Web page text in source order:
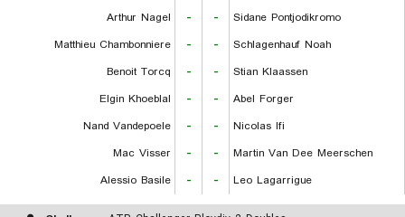
Arthur Nagel
- -
Sidane Pontjodikromo
Matthieu Chambonniere
- -
Schlagenhauf Noah
Benoit Torcq
- -
Stian Klaassen
Elgin Khoeblal
- -
Abel Forger
Nand Vandepoele
- -
Nicolas Ifi
Mac Visser
- -
Martin Van Dee Meerschen
Alessio Basile
- - Leo Lagarrigue